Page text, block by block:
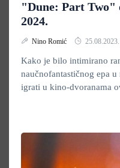
"Dune: Part Two"
2024.
Nino Romić 25.08.2023.
Kako je bilo intimirano
naučnofantastičnog epa u
igrati u kino-dvoranama